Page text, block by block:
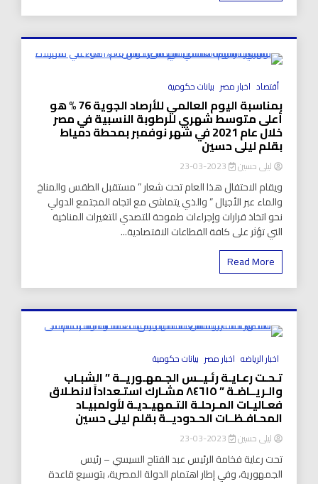
أقتصاد اخبار مصر بيانات حكومية
بمناسبة اليوم العالمي للأرصاد الجوية 76 % هو
أعلى متوسط شهري للرطوبة النسبية في مصر
خلال عام 2021 في شهر نوفمبر بمحطة دمياط
بقلم ليلى حسين
ليلى حسين
ويقام الاحتفال هذا العام تحت شعار ” مستقبل الطقس والمناخ
والماء عبر الأجيال ” والذي يتماشى مع اتجاه المجتمع الدولي
نحو اتخاذ قرارات وإجراءات طموحة للتصدي للتغيرات المناخية
التي تؤثر على كافة القطاعات الاقتصادية...
Read More
اخبار الرياضه اخبار مصر بيانات حكومية
تـحـت رعـايـة رئـيــس الجـمهـوريــة ” الشبـاب
والـريــاضـة ” ٨٤٦١٥ مشـارك استـعداداً لانطـلاق
فعـاليـات المـرحلـة التـمهيـديـة لأولمبيـاد
المحـافـظــات الحـدوديــة بقلم ليلى حسين
ليلى حسين
تحت رعاية فخامة الرئيس عبد الفتاح السيسي – رئيس
الجمهورية، وفي إطار اهتمام الدولة المصرية، بتوسيع قاعدة